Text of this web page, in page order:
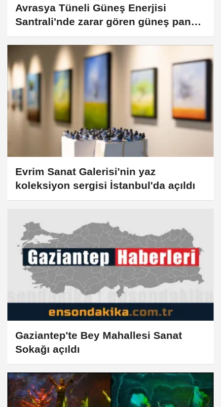
Avrasya Tüneli Güneş Enerjisi
Santrali'nde zarar gören güneş paneli
sanat eserine dönüştü
Evrim Sanat Galerisi'nin yaz
koleksiyon sergisi İstanbul'da açıldı
Gaziantep'te Bey Mahallesi Sanat
Sokağı açıldı